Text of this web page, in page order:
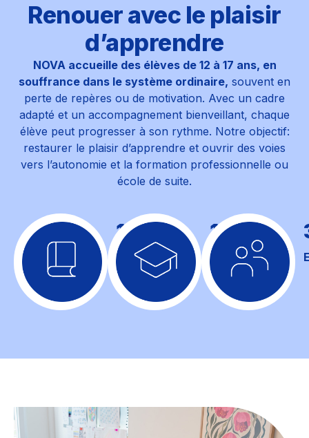
Renouer avec le plaisir
d’apprendre
NOVA accueille des élèves de 12 à 17 ans, en
souffrance dans le système ordinaire, souvent en
perte de repères ou de motivation. Avec un cadre
adapté et un accompagnement bienveillant, chaque
élève peut progresser à son rythme. Notre objectif:
restaurer le plaisir d’apprendre et ouvrir des voies
vers l’autonomie et la formation professionnelle ou
école de suite.
10
CLASSES
120
ÉLÈVES